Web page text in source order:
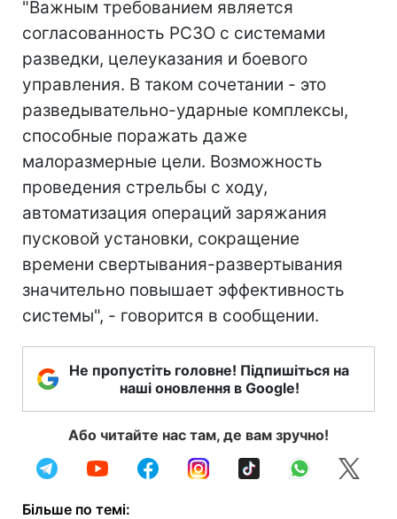
"Важным требованием является
согласованность РСЗО с системами
разведки, целеуказания и боевого
управления. В таком сочетании - это
разведывательно-ударные комплексы,
способные поражать даже
малоразмерные цели. Возможность
проведения стрельбы с ходу,
автоматизация операций заряжания
пусковой установки, сокращение
времени свертывания-развертывания
значительно повышает эффективность
системы", - говорится в сообщении.
Не пропустіть головне! Підпишіться на
наші оновлення в Google!
Або читайте нас там, де вам зручно!
Більше по темі: